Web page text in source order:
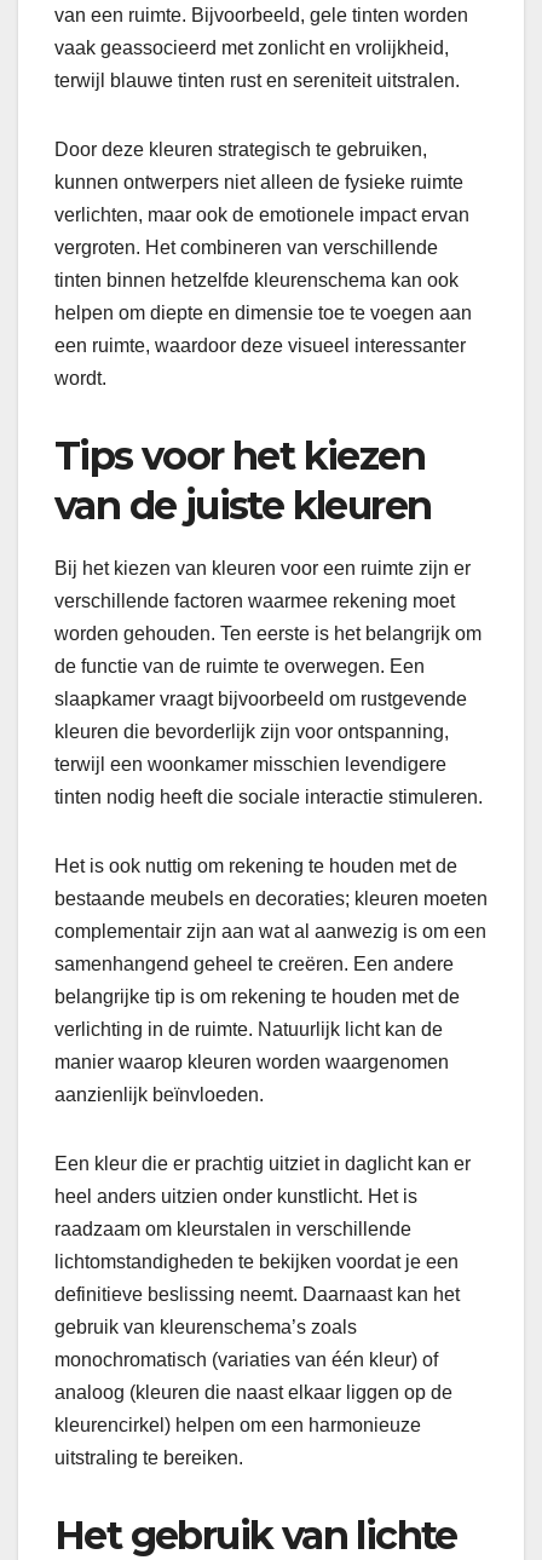
van een ruimte. Bijvoorbeeld, gele tinten worden
vaak geassocieerd met zonlicht en vrolijkheid,
terwijl blauwe tinten rust en sereniteit uitstralen.
Door deze kleuren strategisch te gebruiken,
kunnen ontwerpers niet alleen de fysieke ruimte
verlichten, maar ook de emotionele impact ervan
vergroten. Het combineren van verschillende
tinten binnen hetzelfde kleurenschema kan ook
helpen om diepte en dimensie toe te voegen aan
een ruimte, waardoor deze visueel interessanter
wordt.
Tips voor het kiezen
van de juiste kleuren
Bij het kiezen van kleuren voor een ruimte zijn er
verschillende factoren waarmee rekening moet
worden gehouden. Ten eerste is het belangrijk om
de functie van de ruimte te overwegen. Een
slaapkamer vraagt bijvoorbeeld om rustgevende
kleuren die bevorderlijk zijn voor ontspanning,
terwijl een woonkamer misschien levendigere
tinten nodig heeft die sociale interactie stimuleren.
Het is ook nuttig om rekening te houden met de
bestaande meubels en decoraties; kleuren moeten
complementair zijn aan wat al aanwezig is om een
samenhangend geheel te creëren. Een andere
belangrijke tip is om rekening te houden met de
verlichting in de ruimte. Natuurlijk licht kan de
manier waarop kleuren worden waargenomen
aanzienlijk beïnvloeden.
Een kleur die er prachtig uitziet in daglicht kan er
heel anders uitzien onder kunstlicht. Het is
raadzaam om kleurstalen in verschillende
lichtomstandigheden te bekijken voordat je een
definitieve beslissing neemt. Daarnaast kan het
gebruik van kleurenschema’s zoals
monochromatisch (variaties van één kleur) of
analoog (kleuren die naast elkaar liggen op de
kleurencirkel) helpen om een harmonieuze
uitstraling te bereiken.
Het gebruik van lichte